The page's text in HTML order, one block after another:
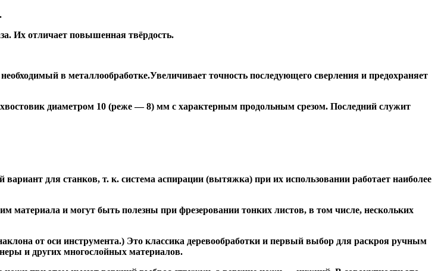
Их отличает повышенная твёрдость.
в металлообработке.Увеличивает точность последующего сверления и предохраняет
диаметром 10 (реже — 8) мм с характерным продольным срезом. Последний служит
для станков, т. к. система аспирации (вытяжка) при их использовании работает наиболее
и могут быть полезны при фрезеровании тонких листов, в том числе, нескольких
от оси инструмента.) Это классика деревообработки и первый выбор для раскроя ручным
и других многослойных материалов.